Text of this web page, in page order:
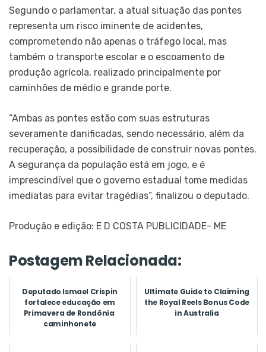
Segundo o parlamentar, a atual situação das pontes
representa um risco iminente de acidentes,
comprometendo não apenas o tráfego local, mas
também o transporte escolar e o escoamento de
produção agrícola, realizado principalmente por
caminhões de médio e grande porte.
“Ambas as pontes estão com suas estruturas
severamente danificadas, sendo necessário, além da
recuperação, a possibilidade de construir novas pontes.
A segurança da população está em jogo, e é
imprescindível que o governo estadual tome medidas
imediatas para evitar tragédias”, finalizou o deputado.
Produção e edição: E D COSTA PUBLICIDADE- ME
Postagem Relacionada:
Deputado Ismael Crispin
fortalece educação em
Primavera de Rondônia
caminhonete
Ultimate Guide to Claiming
the Royal Reels Bonus Code
in Australia